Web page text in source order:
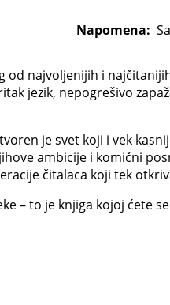
Napomena:
najvoljenijih i
jezik, nepogrešivo
je svet koji i vek
ambicije i komični
čitalaca koji tek
– to je knjiga kojoj ćete